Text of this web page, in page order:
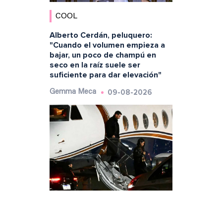
COOL
Alberto Cerdán, peluquero:
"Cuando el volumen empieza a
bajar, un poco de champú en
seco en la raíz suele ser
suficiente para dar elevación"
Gemma Meca 09-08-2026